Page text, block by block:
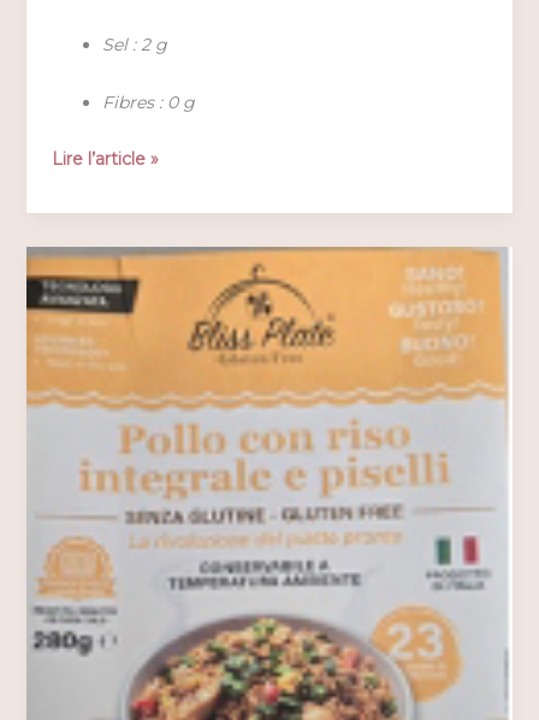
Sel : 2 g
Fibres : 0 g
Bliss
–
Curry
Lire l’article »